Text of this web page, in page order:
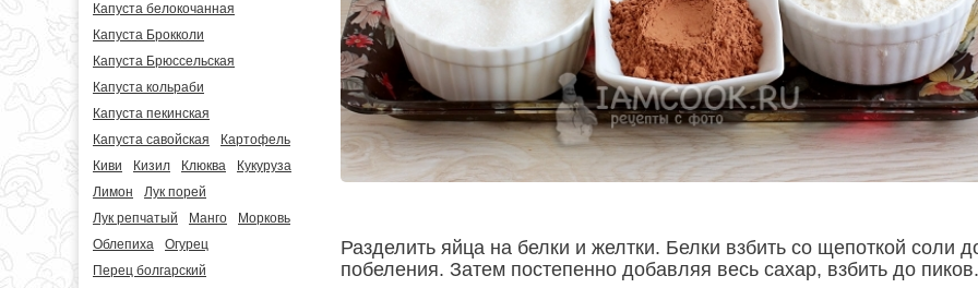
Капуста белокочанная
Капуста Брокколи
Капуста Брюссельская
Капуста кольраби
Капуста пекинская
Капуста савойская
Картофель
Киви
Кизил Клюква
Кукуруза
Лимон
Лук порей
Лук репчатый
Манго
Морковь
Облепиха
Огурец
Перец болгарский
Разделить яйца на белки и желтки. Белки взбить со щепоткой соли
побеления. Затем постепенно добавляя весь сахар, взбить до пиков.